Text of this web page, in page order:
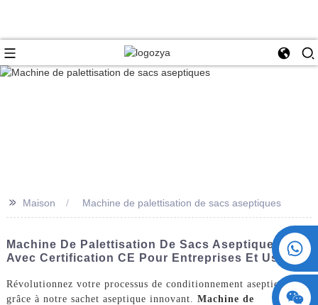
+86 15730993174
>> Maison Machine de palettisation de sacs aseptiques
Machine De Palettisation De Sacs Aseptiques
Avec Certification CE Pour Entreprises Et Usines
Révolutionnez votre processus de conditionnement aseptique
grâce à notre sachet aseptique innovant. Machine de